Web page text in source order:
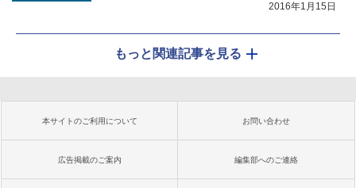
2016年1月15日
もっと関連記事を見る
本サイトのご利用について お問い合わせ
広告掲載のご案内 編集部へのご連絡